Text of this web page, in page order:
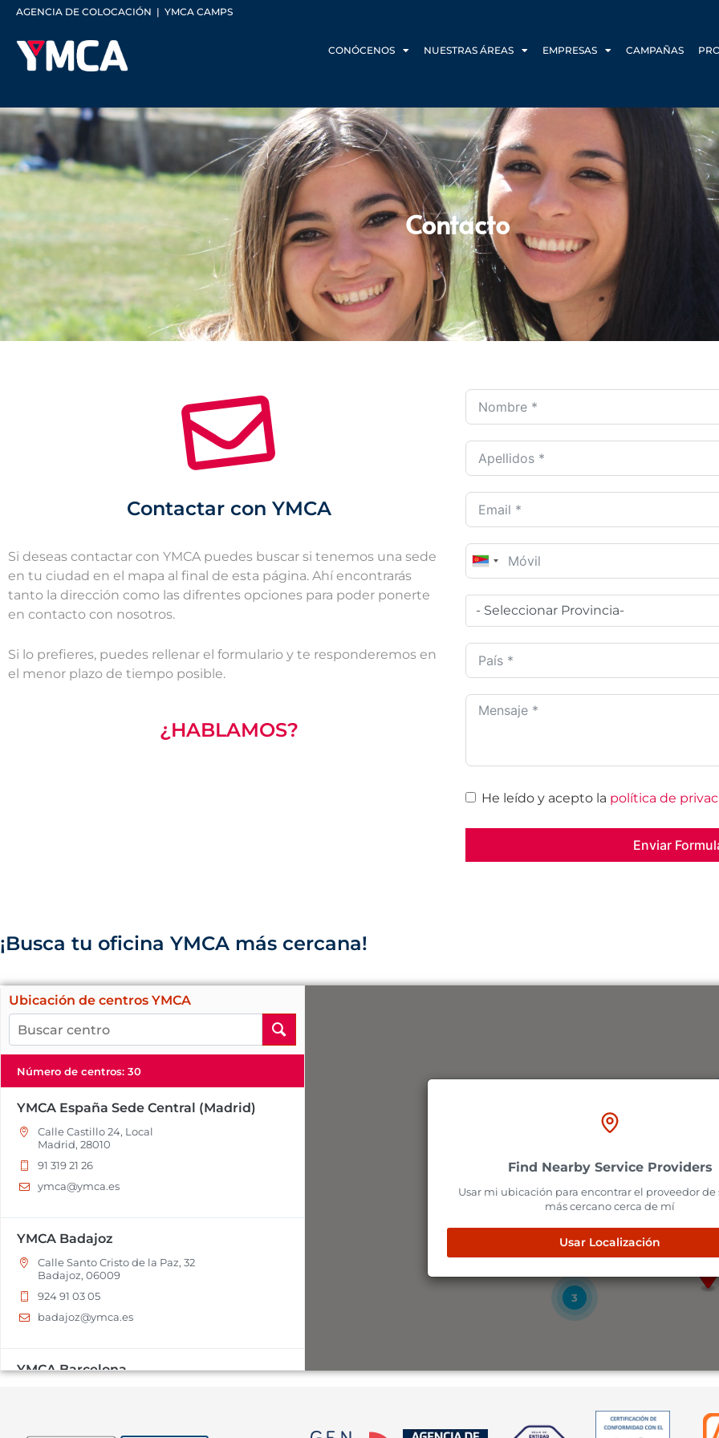
AGENCIA DE COLOCACIÓN | YMCA CAMPS
CONÓCENOS NUESTRAS ÁREAS EMPRESAS CAMPAÑAS
Contacto
Contactar con YMCA
Si deseas contactar con YMCA puedes buscar si tenemos una sede
en tu ciudad en el mapa al final de esta página. Ahí encontrarás
tanto la dirección como las difrentes opciones para poder ponerte
en contacto con nosotros.
Si lo prefieres, puedes rellenar el formulario y te responderemos en
el menor plazo de tiempo posible.
¿HABLAMOS?
Spain
+34
- Seleccionar Provincia-
He leído y acepto la política de
Enviar
¡Busca tu oficina YMCA más cercana!
Ubicación de centros YMCA
Número de centros: 30
YMCA España Sede Central (Madrid)
Calle Castillo 24, Local
Madrid, 28010
91 319 21 26
ymca@ymca.es
YMCA Badajoz
Calle Santo Cristo de la Paz, 32
Badajoz, 06009
924 91 03 05
badajoz@ymca.es
YMCA Barcelona
3
Find Nearby Service Providers
Usar mi ubicación para encontrar el proveedor de
más cercano cerca de mí
Usar Localización